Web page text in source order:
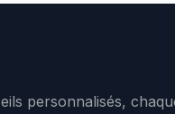
personnalisés,